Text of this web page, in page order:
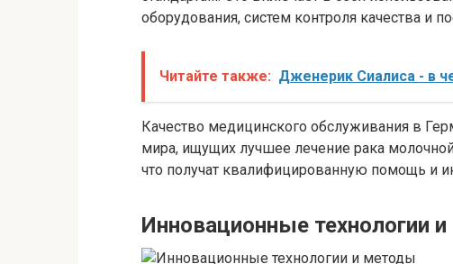
оборудования, систем контроля качества и
Читайте также: Дженерик Сиалиса - в
Качество медицинского обслуживания в
мира, ищущих лучшее лечение рака
что получат квалифицированную помощь и
Инновационные технологии